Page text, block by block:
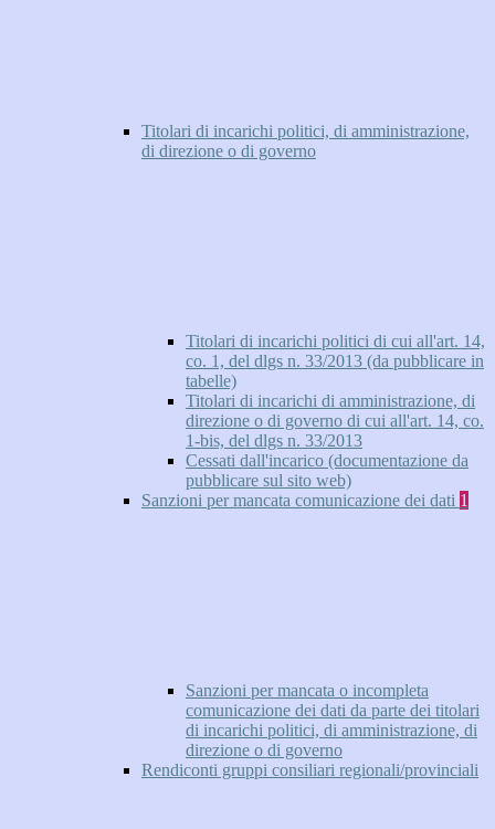
Titolari di incarichi politici, di amministrazione,
di direzione o di governo
Titolari di incarichi politici di cui all'art. 14,
co. 1, del dlgs n. 33/2013 (da pubblicare in
tabelle)
Titolari di incarichi di amministrazione, di
direzione o di governo di cui all'art. 14, co.
1-bis, del dlgs n. 33/2013
Cessati dall'incarico (documentazione da
pubblicare sul sito web)
Sanzioni per mancata comunicazione dei dati 1
Sanzioni per mancata o incompleta
comunicazione dei dati da parte dei titolari
di incarichi politici, di amministrazione, di
direzione o di governo
Rendiconti gruppi consiliari regionali/provinciali